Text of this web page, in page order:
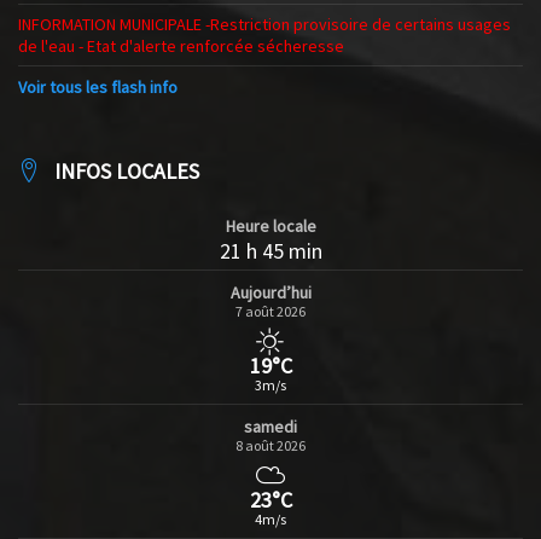
INFORMATION MUNICIPALE -Restriction provisoire de certains usages
de l'eau - Etat d'alerte renforcée sécheresse
Voir tous les flash info
INFOS LOCALES
Heure locale
21 h 45 min
Aujourd’hui
7 août 2026
19°C
3m/s
samedi
8 août 2026
23°C
4m/s